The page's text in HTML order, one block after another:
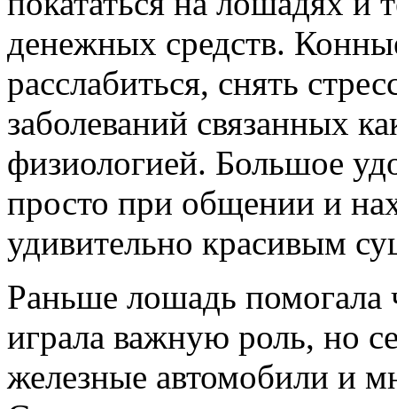
денежных средств.
расслабиться, снять
заболеваний связанных
физиологией. Большое
просто при общении и
удивительно красивым
Раньше лошадь помогала
играла важную роль, но
железные автомобили и